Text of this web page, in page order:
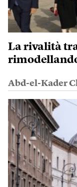
La rivalità
Abd-el-Kader